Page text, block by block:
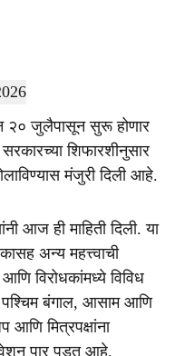
२० जुलैपासून सुरू होणार
शिफारशीनुसार
मंजुरी दिली आहे.
आज ही माहिती दिली. या
अन्य महत्त्वाची
विरोधकांमध्ये विविध
पश्चिम बंगाल, आसाम आणि
आणि मित्रपक्षांना
पार पडत आहे.